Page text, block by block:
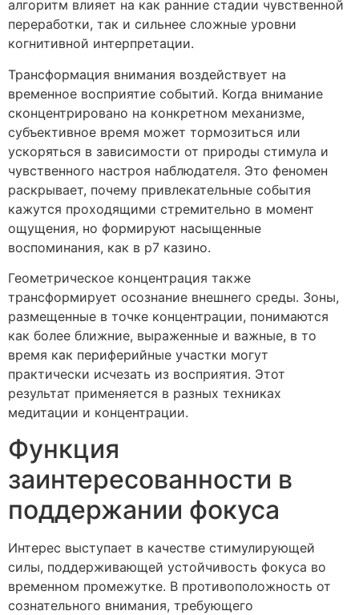
алгоритм влияет на как ранние стадии чувственной
переработки, так и сильнее сложные уровни
когнитивной интерпретации.
Трансформация внимания воздействует на
временное восприятие событий. Когда внимание
сконцентрировано на конкретном механизме,
субъективное время может тормозиться или
ускоряться в зависимости от природы стимула и
чувственного настроя наблюдателя. Это феномен
раскрывает, почему привлекательные события
кажутся проходящими стремительно в момент
ощущения, но формируют насыщенные
воспоминания, как в р7 казино.
Геометрическое концентрация также
трансформирует осознание внешнего среды. Зоны,
размещенные в точке концентрации, понимаются
как более ближние, выраженные и важные, в то
время как периферийные участки могут
практически исчезать из восприятия. Этот
результат применяется в разных техниках
медитации и концентрации.
Функция
заинтересованности в
поддержании фокуса
Интерес выступает в качестве стимулирующей
силы, поддерживающей устойчивость фокуса во
временном промежутке. В противоположность от
сознательного внимания, требующего